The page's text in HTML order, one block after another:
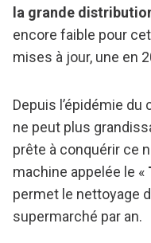
la grande
encore faible pour
mises à jour, une en
Depuis l’épidémie du
ne peut plus
prête à conquérir ce
machine appelée le «
permet le nettoyage
supermarché par an.